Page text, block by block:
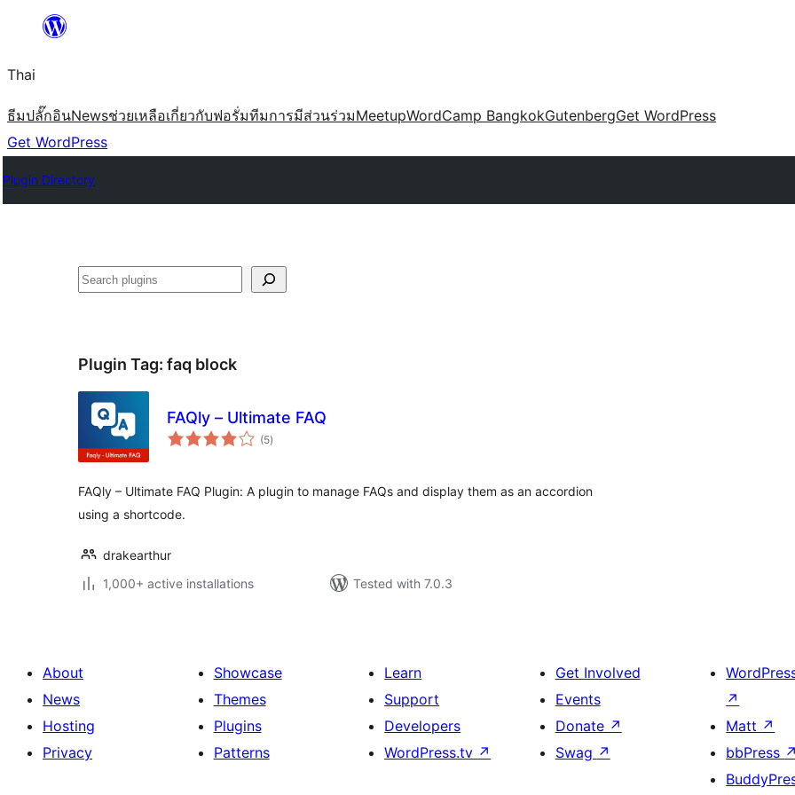
ยัง
เนื้อหา
Thai
ธีมปลั๊กอินNewsช่วยเหลือเกี่ยวกับฟอรั่มทีมการมีส่วนร่วมMeetupWordCamp BangkokGutenbergGet WordPress
Get WordPress
Plugin Directory
ค้นหา
Plugin Tag: faq block
FAQly – Ultimate FAQ
(5total
ratings
)
FAQly – Ultimate FAQ Plugin: A plugin to manage FAQs and display them as an accordion
using a shortcode.
drakearthur
1,000+ active installations
Tested with 7.0.3
About
News
Hosting
Privacy
Showcase
Themes
Plugins
Patterns
Learn
Support
Developers
WordPress.tv ↗
Get Involved
Events
Donate ↗
Swag ↗
↗
Matt ↗
bbPress ↗